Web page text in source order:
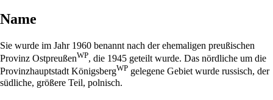
Name
Sie wurde im Jahr 1960 benannt nach der ehemaligen preußischen
Provinz OstpreußenWP, die 1945 geteilt wurde. Das nördliche um die
Provinzhauptstadt KönigsbergWP gelegene Gebiet wurde russisch, der
südliche, größere Teil, polnisch.